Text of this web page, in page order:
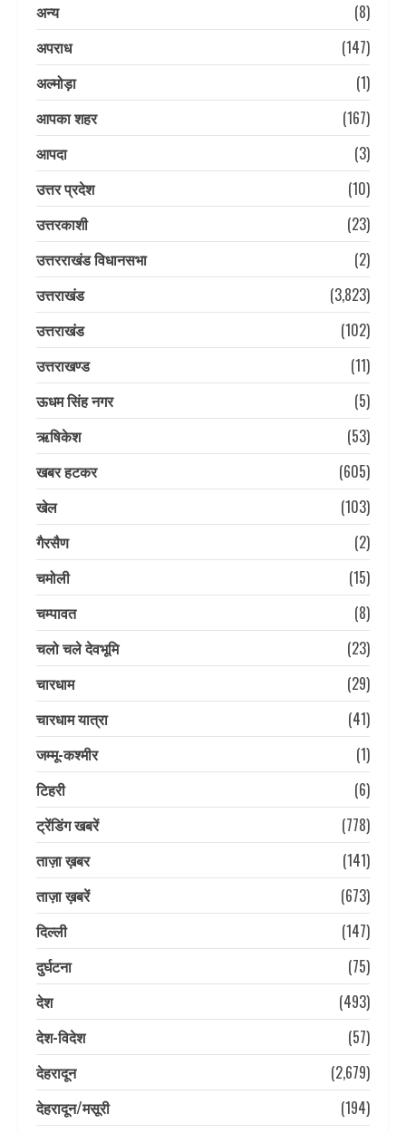
अन्य
(8)
अपराध
(147)
अल्मोड़ा
(1)
आपका शहर
(167)
आपदा
(3)
उत्तर प्रदेश
(10)
उत्तरकाशी
(23)
उत्तरराखंड विधानसभा
(2)
उत्तराखंड
(3,823)
उत्तराखंड
(102)
उत्तराखण्ड
(11)
ऊधम सिंह नगर
(5)
ऋषिकेश
(53)
खबर हटकर
(605)
खेल
(103)
गैरसैण
(2)
चमोली
(15)
चम्पावत
(8)
चलो चले देवभूमि
(23)
चारधाम
(29)
चारधाम यात्रा
(41)
जम्मू-कश्मीर
(1)
टिहरी
(6)
ट्रेंडिंग खबरें
(778)
ताज़ा ख़बर
(141)
ताज़ा ख़बरें
(673)
दिल्ली
(147)
दुर्घटना
(75)
देश
(493)
देश-विदेश
(57)
देहरादून
(2,679)
देहरादून/मसूरी
(194)